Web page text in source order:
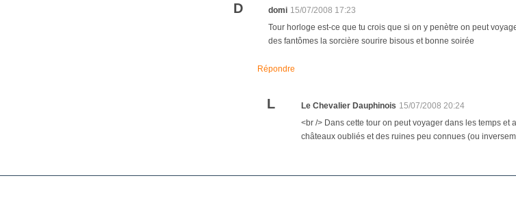
D domi 15/07/2008 17:23
Tour horloge est-ce que tu crois que si on y penètre on peut
des fantômes la sorcière sourire bisous et bonne soirée
Répondre
L Le Chevalier Dauphinois 15/07/2008 20:24
<br /> Dans cette tour on peut voyager dans les temps
châteaux oubliés et des ruines peu connues (ou